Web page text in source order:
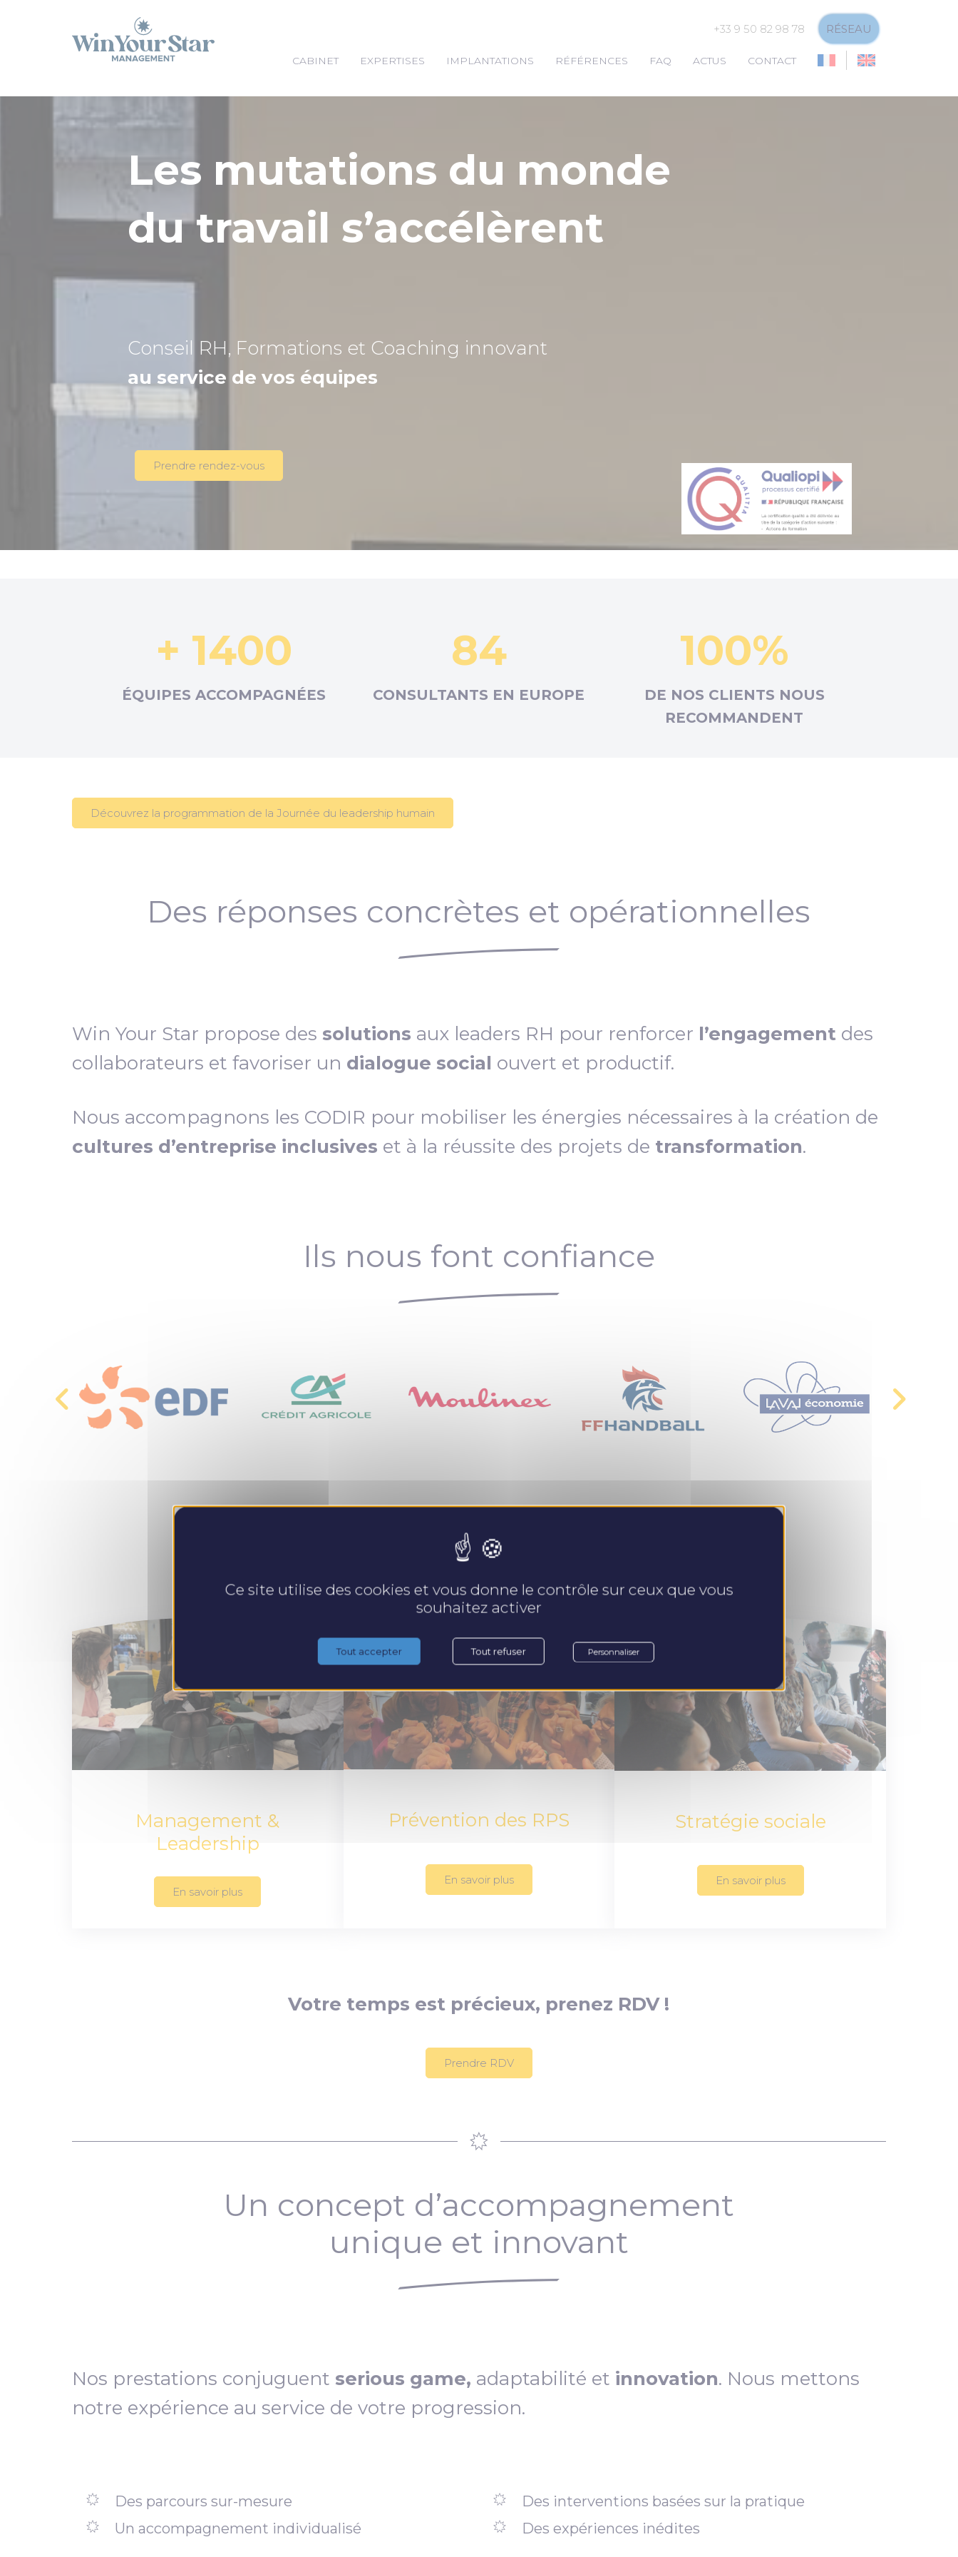
+33 9 50 82 98 78 RÉSEAU
CABINET EXPERTISES IMPLANTATIONS RÉFÉRENCES FAQ ACTUS CONTACT
Les mutations du monde
du travail s’accélèrent
Conseil RH, Formations et Coaching innovant
au service de vos équipes
Prendre rendez-vous
+ 1400
ÉQUIPES ACCOMPAGNÉES
84
CONSULTANTS EN EUROPE
100%
DE NOS CLIENTS NOUS
RECOMMANDENT
Découvrez la programmation de la Journée du leadership humain
Des réponses concrètes et opérationnelles
Win Your Star propose des solutions aux leaders RH pour renforcer l’engagement des
collaborateurs et favoriser un dialogue social ouvert et productif.
Nous accompagnons les CODIR pour mobiliser les énergies nécessaires à la création de
cultures d’entreprise inclusives et à la réussite des projets de transformation.
Ils nous font confiance
Nos expertises
Management &
Leadership
En savoir plus
Prévention des RPS
En savoir plus
Stratégie sociale
En savoir plus
Votre temps est précieux, prenez RDV !
Prendre RDV
Un concept d’accompagnement
unique et innovant
Nos prestations conjuguent serious game, adaptabilité et innovation. Nous mettons
notre expérience au service de votre progression.
Des parcours sur-mesure
Un accompagnement individualisé
Des interventions basées sur la pratique
Des expériences inédites
Ce site utilise des cookies et vous donne le contrôle sur ceux que vous
souhaitez activer
Tout accepter Tout refuser Personnaliser